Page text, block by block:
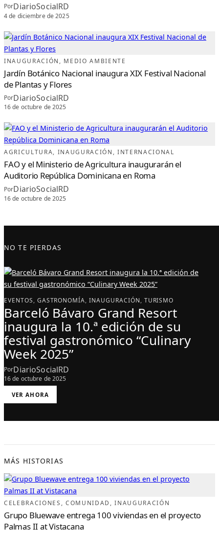
PorDiarioSocialRD
4 de diciembre de 2025
INAUGURACIÓN , MEDIO AMBIENTE
Jardín Botánico Nacional inaugura XIX Festival Nacional
de Plantas y Flores
PorDiarioSocialRD
16 de octubre de 2025
AGRICULTURA, INAUGURACIÓN , INTERNACIONAL
FAO y el Ministerio de Agricultura inaugurarán el
Auditorio República Dominicana en Roma
PorDiarioSocialRD
16 de octubre de 2025
NO TE PIERDAS
EVENTOS, GASTRONOMÍA, INAUGURACIÓN, TURISMO
Barceló Bávaro Grand Resort
inaugura la 10.ª edición de su
festival gastronómico “Culinary
Week 2025”
PorDiarioSocialRD
16 de octubre de 2025
VER AHORA
:
A
E
R
O
R
A
D
R
E
S
O
R
T
I
MÁS HISTORIAS
CELEBRACIONES , COMUNIDAD , INAUGURACIÓN
Grupo Bluewave entrega 100 viviendas en el proyecto
Palmas II at Vistacana